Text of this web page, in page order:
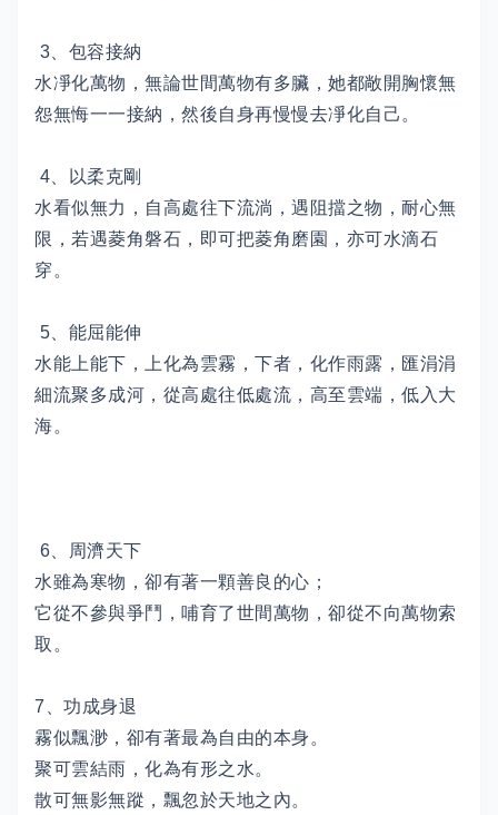
3、包容接納
水凈化萬物，無論世間萬物有多臟，她都敞開胸懷無
怨無悔一一接納，然後自身再慢慢去凈化自己。
4、以柔克剛
水看似無力，自高處往下流淌，遇阻擋之物，耐心無
限，若遇菱角磐石，即可把菱角磨園，亦可水滴石
穿。
5、能屈能伸
水能上能下，上化為雲霧，下者，化作雨露，匯涓涓
細流聚多成河，從高處往低處流，高至雲端，低入大
海。
6、周濟天下
水雖為寒物，卻有著一顆善良的心；
它從不參與爭鬥，哺育了世間萬物，卻從不向萬物索
取。
7、功成身退
霧似飄渺，卻有著最為自由的本身。
聚可雲結雨，化為有形之水。
散可無影無蹤，飄忽於天地之內。